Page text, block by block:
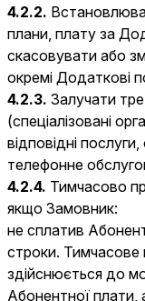
4.2.2.
плани, плату за
скасовувати або
окремі Додаткові
4.2.3. Залучати
(спеціалізовані
відповідні
телефонне
4.2.4. Тимчасово
якщо Замовник:
не сплатив
строки. Тимчасове
здійснюється до
Абонентної